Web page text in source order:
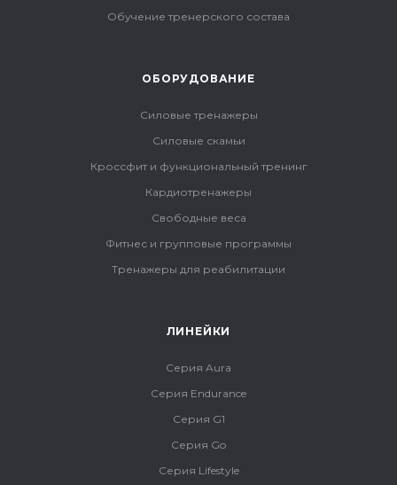
Обучение тренерского состава
ОБОРУДОВАНИЕ
Силовые тренажеры
Силовые скамьи
Кроссфит и функциональный тренинг
Кардиотренажеры
Свободные веса
Фитнес и групповые программы
Тренажеры для реабилитации
ЛИНЕЙКИ
Серия Aura
Серия Endurance
Серия G1
Серия Go
Серия Lifestyle